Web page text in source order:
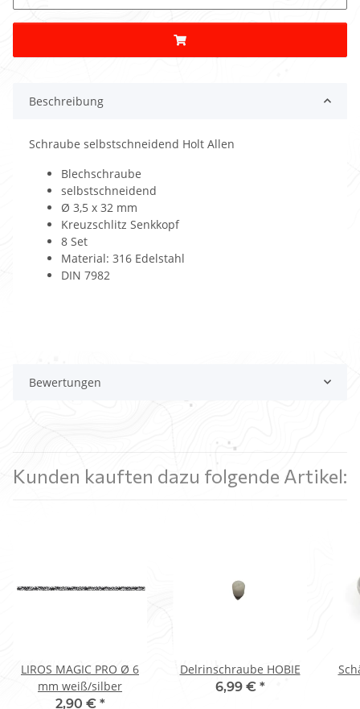
Beschreibung
Schraube selbstschneidend Holt Allen
Blechschraube
selbstschneidend
Ø 3,5 x 32 mm
Kreuzschlitz Senkkopf
8 Set
Material: 316 Edelstahl
DIN 7982
Bewertungen
Kunden kauften dazu folgende Artikel:
LIROS MAGIC PRO Ø 6
mm weiß/silber
2,90 € *
Delrinschraube HOBIE
6,99 € *